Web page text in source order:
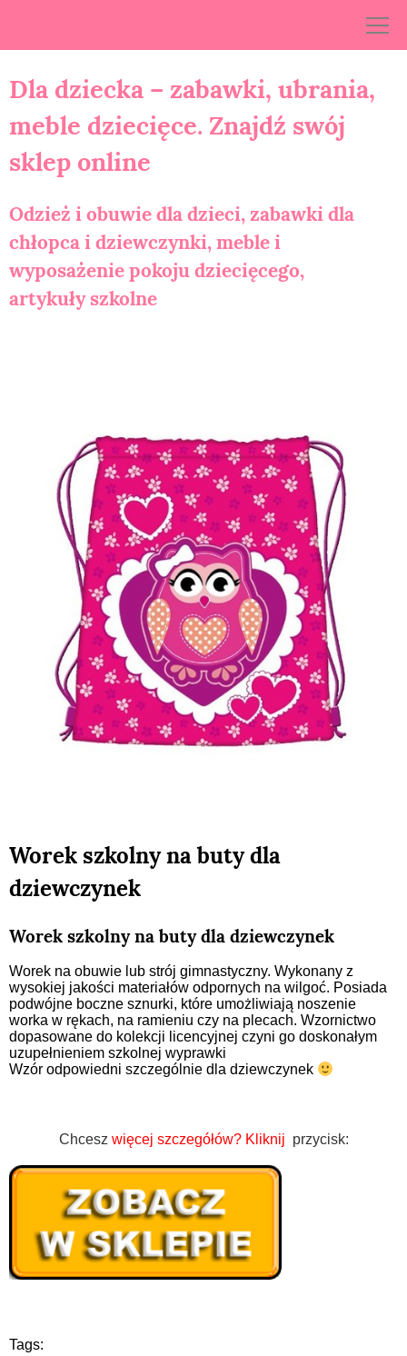
Dla dziecka – zabawki, ubrania,
meble dziecięce. Znajdź swój
sklep online
Odzież i obuwie dla dzieci, zabawki dla
chłopca i dziewczynki, meble i
wyposażenie pokoju dziecięcego,
artykuły szkolne
Worek szkolny na buty dla
dziewczynek
Worek szkolny na buty dla dziewczynek
Worek na obuwie lub strój gimnastyczny. Wykonany z
wysokiej jakości materiałów odpornych na wilgoć. Posiada
podwójne boczne sznurki, które umożliwiają noszenie
worka w rękach, na ramieniu czy na plecach. Wzornictwo
dopasowane do kolekcji licencyjnej czyni go doskonałym
uzupełnieniem szkolnej wyprawki
Wzór odpowiedni szczególnie dla dziewczynek
Chcesz więcej szczegółów? Kliknij przycisk:
Tags: